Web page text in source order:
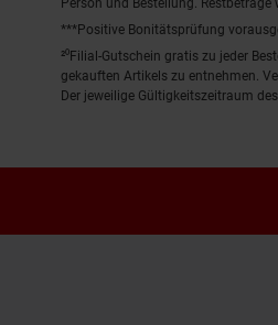
***Positive Bonitätsprüfung
²⁰Filial-Gutschein gratis zu jeder
gekauften Artikels zu entnehmen.
Der jeweilige Gültigkeitszeitraum